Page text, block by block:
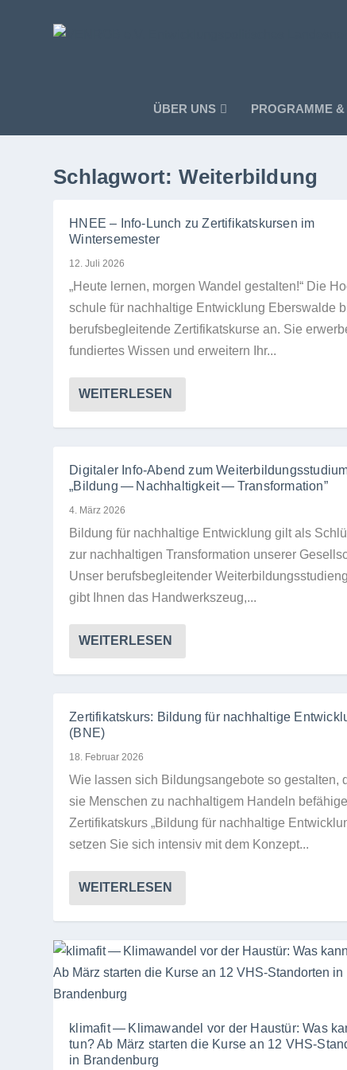
ÜBER UNS PROGRAMME
Schlagwort: Weiterbildung
HNEE – Info-Lunch zu Zertifikatskursen im
Wintersemester
12. Juli 2026
„Heute ler­nen, mor­gen Wan­del gestalten!“ Die
schule für nach­hal­tige Ent­wick­lung Ebers­walde
berufs­be­glei­tende Zer­ti­fi­kats­kurse an. Sie
fun­dier­tes Wis­sen und erwei­tern Ihr...
WEITERLESEN
Digitaler Info-Abend zum
„Bildung — Nachhaltigkeit — Transformation”
4. März 2026
Bil­dung für nach­hal­tige Ent­wick­lung gilt als
zur nach­hal­ti­gen Trans­for­ma­tion unse­rer
Unser berufs­be­glei­ten­der
gibt Ihnen das Hand­werks­zeug,...
WEITERLESEN
Zertifikatskurs: Bildung für nachhaltige
(BNE)
18. Februar 2026
Wie las­sen sich Bil­dungs­an­ge­bote so gestal­ten,
sie Men­schen zu nach­hal­ti­gem Han­deln
Zer­ti­fi­kats­kurs „Bil­dung für nach­hal­tige
set­zen Sie sich inten­siv mit dem Kon­zept...
WEITERLESEN
klimafit — Klimawandel vor der Haustür: Was
tun? Ab März starten die Kurse an 12 VHS-
in Brandenburg